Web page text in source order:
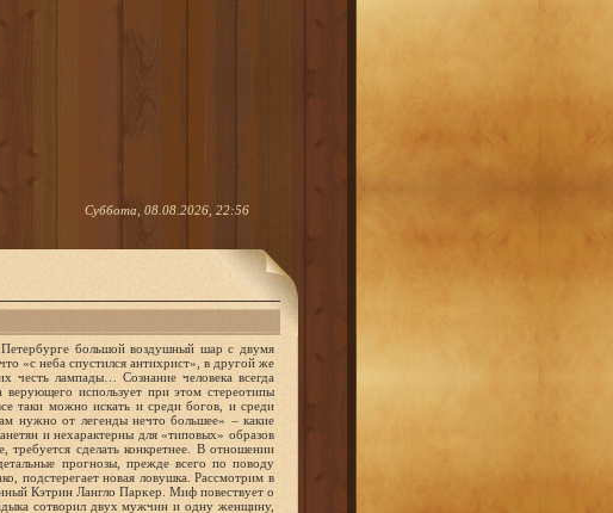
Суббота, 08.08.2026, 22:56
всего заинтересовала точная балансировка верхней части сооружения… Ее можно чуть покачивать рукой, а при помощи рычага она движется и вовсе легко; тем не менее шесть человек, орудуя ломами, не смогли свалить ее с пьедестала". Сегодня же в первую очередь поражает внешний вид всей конструкции. Ни дать ни взять – модель радарной установки или радиотелескопа, к тому же почти «действующая»! Фигура на следующей иллюстрации (рис. 1, 6) и подавно не вызовет сомнений: ракета! Остается добавить, что ее контур вырезан на камне, покрывавшем старинное захоронение. Его обнаружили японские уфологи на западном побережье острова Кюсю. Два других рисунка относятся к культуре майя. По мнению кандидата наук В.И. Авинского, занимающегося поисками «древних техницизмов» инопланетного происхождения, на (рис. 1,в) можно усмотреть аналог нашего лунохода. Вглядимся: тот же корытообразный корпус, та же откинутая крышка (справа), на которой у лунохода помещалась солнечная батарея, да и слева видны элементы надстройки, вызывающие отдаленную ассоциацию с остронаправленной антенной и прочей выносной аппаратурой, располагавшейся в том же месте лунохода. Вот только вместо колес под корпусом нечто не вполне круглое. Авинский считает, что это особые подковообразные движители, показанные «в положениях, соответствующих различным фазам процесса перемещения», и, стало быть, «перед нами одна из модификаций шагохода». А на соседнем (рис. 1,г), взятом из «Мадридской рукописи», которая принадлежит к немногим уцелевшим памятникам письменности майя, вслед за Авинским обратим внимание на экипировку присевшего персонажа. Такое впечатление, что на голове у него светящаяся лампа, а к ней тянется шнур от заплечной сумки. Чем не горноспасатель? В поисках древних аналогов современной техники изощренную фантазию проявил датский исследователь любитель Фреде Мельхедегор. Иные из его сопоставлений неубедительны даже на первый взгляд, но кое что он подметил остроумно. Например, на давным давно известном ассирийском рельефе (рис. 2) Мельхедегор разглядел… колесный танк. Пожалуйста, все на месте: бронированный корпус, башня, ствол орудия с утолщением на конце, командирская башенка… Я привел лишь малую толику соответствующих иллюстративных материалов. Имеются богатые подборки наскальных рисунков созданий в «скафандрах» с «шлемами» и «антеннами» разной конструкции. На древних изображениях нашлись объекты, напоминающие и первый советский спутник, и космическую капсулу «Джемини», и спускаемый аппарат «Венеры», и посадочную ступень «Викинга». Оказалось, что и сказочная избушка на курьих ножках сильно смахивает на лунный модуль «Аполлона». А кроме того, в произведениях древнего изобразительного искусства наши пытливые современники узрели «бомбы с бикфордовым шнуром», «пистолеты», «микрофон», «радиоприемник», «видеомагнитофон» и просто «магнитофон», «высоковольтный изолятор», «наручные часы», «ботинки на роликах», «человека со штурвалом в руках» и «человека с биноклем» – всего не перечислить. И ведь во многих случаях сходство действительно есть! Рассматривая каждый такой факт в отдельности, невольно поддаешься магии похожести, спрашиваешь себя с надеждой: «Неужели пришельцы?» Однако по мере накопления подобных примеров абсурдность этой мысли делается все яснее. Ибо не могла чужая цивилизация до такой степени и в стольких деталях походить на нашу. Тем более если речь идет о цивилизации, овладевшей межзвездным пространством, то есть на порядок или на несколько порядков обогнавшей нас в своем научно техническом развитии. Это простое соображение не раз приводили критики «теории древних астронавтов»,